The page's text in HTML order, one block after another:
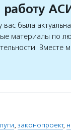
была
материалы по
Вместе
, законопроект,